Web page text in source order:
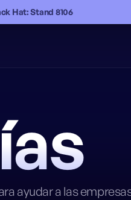
Hat: Stand 8106
ayudar a las